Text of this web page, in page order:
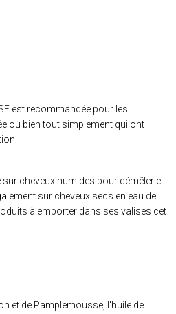
est recommandée pour les
ou bien tout simplement qui ont
sur cheveux humides pour démêler et
sur cheveux secs en eau de
à emporter dans ses valises cet
et de Pamplemousse, l'huile de